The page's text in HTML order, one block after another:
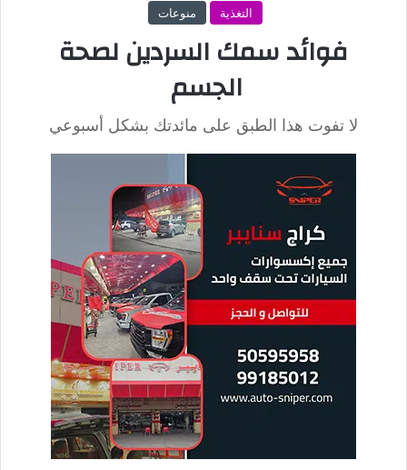
كذلك يحمي من الإصابة بالكثير من أمراض العين مثل مرض
العشى الليلي، وذلك لاحتوائه على نسب عالية من فيتامين أ.
الحفاظ على صحة القلب والأوعية الدموية
يساعد تناول السمك في التقليل من ارتفاع ضغط الدم. كذلك
تقليل الإصابة بأمراض القلب مثل الجلطات والنوبات القلبية
وتصلب الشرايين.
يرجع ذلك إلى احتواء السمك على نسب قليلة من الدهون
المشبعة. حيث يقلل من وجود الكوليسترول في الدم وخفض
مستوى الدهون الثلاثية الضارة.
الحفاظ على صحة البشرة
عند الحفاظ على تناول السمك باستمرار، يعزز ذلك من ترطيب
البشرة ورونقها وحمايتها من الجفاف. وذلك لاحتوائه على
فيتامين هـ، الذي يعد من مضادات الأكسدة.
كما أن وجود الأوميجا 3 يقلل من ظهور حب الشباب والبثور
والتهابات البشرة.
المساعدة في نزول الوزن